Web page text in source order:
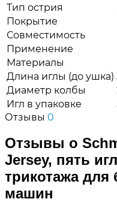
Тип острия
Покрытие
Совместимость
Применение
Материалы
Длина иглы (до ушка)
Диаметр колбы
Игл в упаковке
Отзывы 0
Отзывы о
Jersey, пять
трикотажа
машин